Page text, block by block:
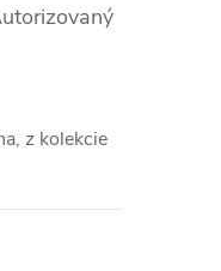
z kolekcie